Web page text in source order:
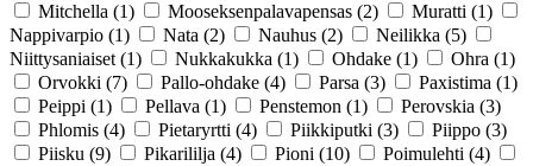
Mitchella (1) Mooseksenpalavapensas (2) Muratti (1)
Nappivarpio (1) Nata (2) Nauhus (2) Neilikka (5)
Niittysaniaiset (1) Nukkakukka (1) Ohdake (1) Ohra (1)
Orvokki (7) Pallo-ohdake (4) Parsa (3) Paxistima (1)
Peippi (1) Pellava (1) Penstemon (1) Perovskia (3)
Phlomis (4) Pietaryrtti (4) Piikkiputki (3) Piippo (3)
Piisku (9) Pikarililja (4) Pioni (10) Poimulehti (4)